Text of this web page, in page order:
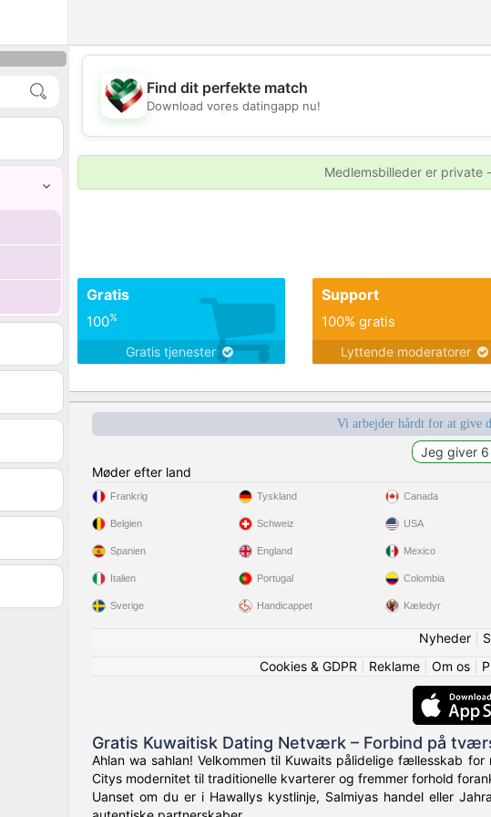
💖
💕
Find dit perfekte match
Download vores datingapp nu!
Medlemsbilleder er private
Gratis
100%
Gratis tjenester
Support
100% gratis
Lyttende moderatorer
Vi arbejder hårdt for at give
Møder efter land
Frankrig
Belgien
Spanien
Italien
Sverige
Tyskland
Schweiz
England
Portugal
Handicappet
Canada
USA
Mexico
Colombia
Kæledyr
Nyheder|
Cookies & GDPR
Reklame Om os
Gratis Kuwaitisk Dating Netværk – Forbind på
Ahlan wa sahlan! Velkommen til Kuwaits pålidelige fællesskab
Citys modernitet til traditionelle kvarterer og fremmer forhold
Uanset om du er i Hawallys kystlinje, Salmiyas handel eller